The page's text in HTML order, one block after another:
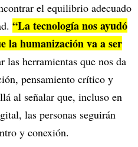
el equilibrio adecuado
“La tecnología nos ayudó
la humanización va a ser
las herramientas que nos da
pensamiento crítico y
al señalar que, incluso en
las personas seguirán
y conexión.